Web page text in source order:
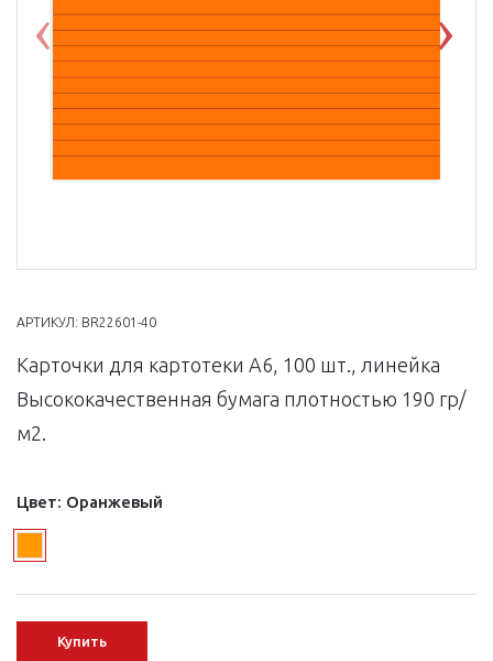
Previous
АРТИКУЛ: BR22601-40
Карточки для картотеки А6, 100 шт., линейка
Высококачественная бумага плотностью 190 гр/
м2.
Цвет: Оранжевый
Купить